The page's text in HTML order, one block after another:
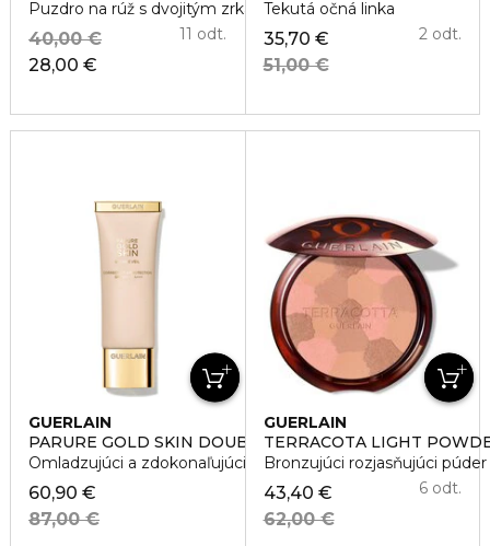
Puzdro na rúž s dvojitým zrkadielkom
28,00 €
40,00 € 11 odt.
Tekutá očná linka
35,70 €
51,00 €
2 odt.
GUERLAIN
PARURE GOLD SKIN DOUBLE VEIL
Omladzujúci a zdokonaľujúci primer SPF50
60,90 €
87,00 €
GUERLAIN
TERRACOTA LIGHT
Bronzujúci rozjasňujúci
43,40 €
62,00 €
6 odt.